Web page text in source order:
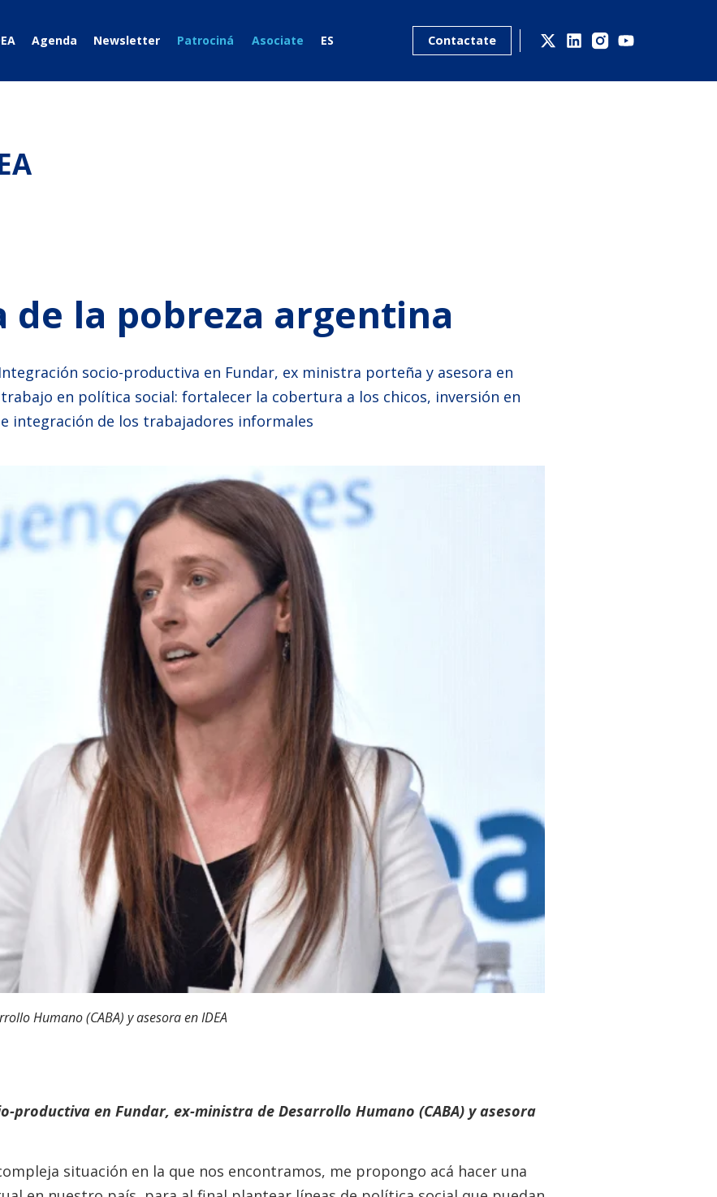
Agenda Newsletter Patrociná Asociate ES Contactate
de la pobreza argentina
socio-productiva en Fundar, ex ministra porteña y asesora en
en política social: fortalecer la cobertura a los chicos, inversión en
integración de los trabajadores informales
Humano (CABA) y asesora en IDEA
productiva en Fundar, ex-ministra de Desarrollo Humano (CABA) y asesora
situación en la que nos encontramos, me propongo acá hacer una